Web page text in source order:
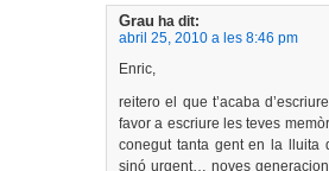
Grau ha dit:
abril 25, 2010 a les 8:46 pm
Enric,
reitero el que t’acaba
favor a escriure les teves
conegut tanta gent en la lluita
sinó urgent… noves